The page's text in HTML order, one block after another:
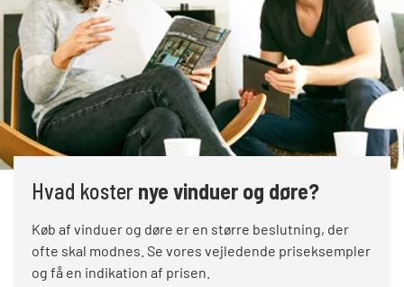
Hvad koster nye vinduer og døre?
Køb af vinduer og døre er en større beslutning, der
ofte skal modnes. Se vores vejledende priseksempler
og få en indikation af prisen.